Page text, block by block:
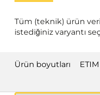
Tüm (teknik) ürün
istediğiniz varyantı
Ürün boyutları